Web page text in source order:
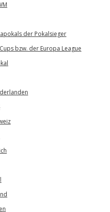
der Pokalsieger
bzw. der Europa League